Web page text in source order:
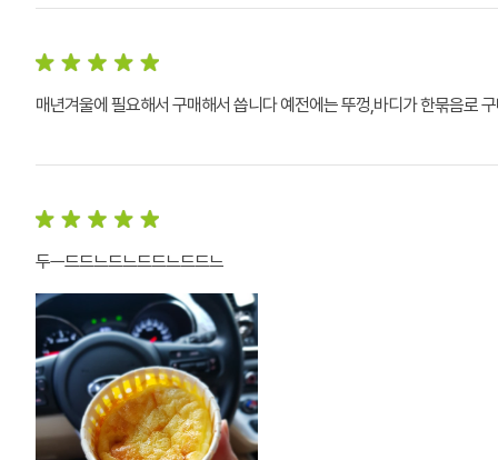
매년겨울에 필요해서 구매해서 씁니다 예전에는 뚜껑,바디가 한묶음로
두ㅡ드드느드느드드느드드느